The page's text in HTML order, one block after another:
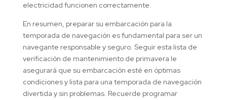
electricidad funcionen correctamente.
En resumen, preparar su embarcación para la
temporada de navegación es fundamental para ser un
navegante responsable y seguro. Seguir esta lista de
verificación de mantenimiento de primavera le
asegurará que su embarcación esté en óptimas
condiciones y lista para una temporada de navegación
divertida y sin problemas. Recuerde programar